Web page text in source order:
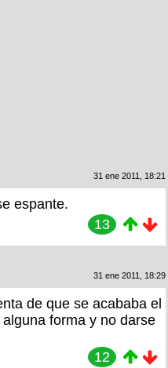
31 ene 2011, 18:21
espante.
13
31 ene 2011, 18:29
de que se acababa el
forma y no darse
12